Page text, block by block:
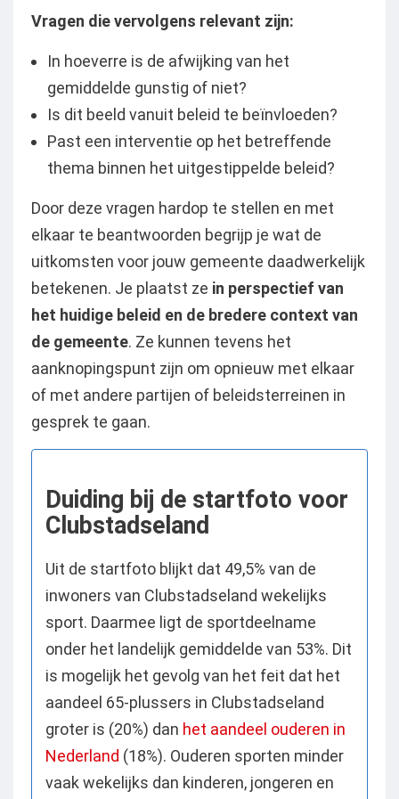
Vragen die vervolgens relevant zijn:
In hoeverre is de afwijking van het
gemiddelde gunstig of niet?
Is dit beeld vanuit beleid te beïnvloeden?
Past een interventie op het betreffende
thema binnen het uitgestippelde beleid?
Door deze vragen hardop te stellen en met
elkaar te beantwoorden begrijp je wat de
uitkomsten voor jouw gemeente daadwerkelijk
betekenen. Je plaatst ze in perspectief van
het huidige beleid en de bredere context van
de gemeente. Ze kunnen tevens het
aanknopingspunt zijn om opnieuw met elkaar
of met andere partijen of beleidsterreinen in
gesprek te gaan.
Duiding bij de startfoto voor
Clubstadseland
Uit de startfoto blijkt dat 49,5% van de
inwoners van Clubstadseland wekelijks
sport. Daarmee ligt de sportdeelname
onder het landelijk gemiddelde van 53%. Dit
is mogelijk het gevolg van het feit dat het
aandeel 65-plussers in Clubstadseland
groter is (20%) dan het aandeel ouderen in
Nederland (18%). Ouderen sporten minder
vaak wekelijks dan kinderen, jongeren en